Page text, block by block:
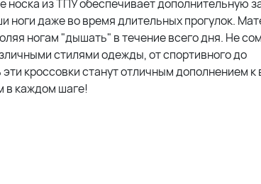
из ТПУ обеспечивает дополнительную
даже во время длительных прогулок.
ногам "дышать" в течение всего дня. Не
стилями одежды, от спортивного до
кроссовки станут отличным дополнением
в каждом шаге!